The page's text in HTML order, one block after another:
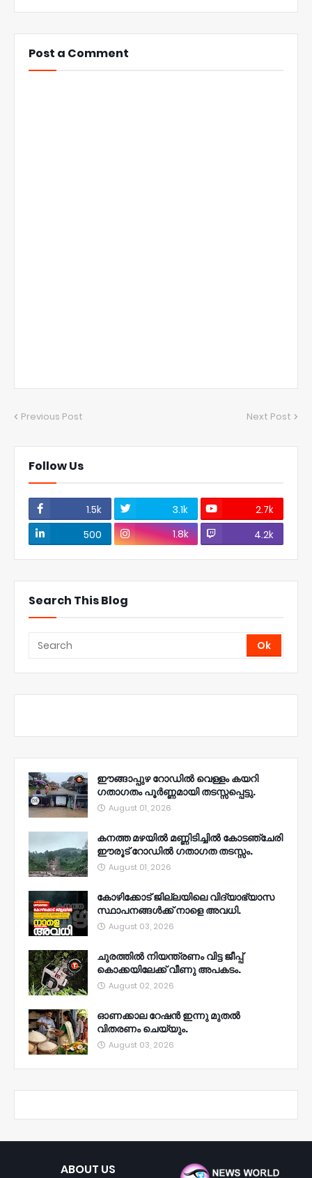
Post a Comment
Previous Post Next Post
Follow Us
1.5k 3.1k
2.7k
500
1.8k 4.2k
Search This Blog
ഈങ്ങാപ്പുഴ റോഡിൽ വെള്ളം കയറി
ഗതാഗതം പൂർണ്ണമായി തടസ്സപ്പെട്ടു.
August 01, 2026
കനത്ത മഴയിൽ മണ്ണിടിച്ചിൽ കോടഞ്ചേരി
ഈരൂട് റോഡിൽ ഗതാഗത തടസ്സം.
August 01, 2026
കോഴിക്കോട് ജില്ലയിലെ വിദ്യാഭ്യാസ
സ്ഥാപനങ്ങൾക്ക് നാളെ അവധി.
August 03, 2026
ചുരത്തിൽ നിയന്ത്രണം വിട്ട ജീപ്പ്
കൊക്കയിലേക്ക് വീണു അപകടം.
August 02, 2026
ഓണക്കാല റേഷൻ ഇന്നു മുതല്‍
വിതരണം ചെയ്യും.
August 03, 2026
ABOUT US